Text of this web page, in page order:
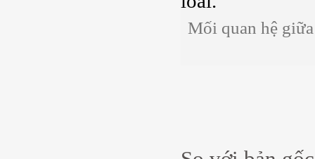
Mối quan hệ